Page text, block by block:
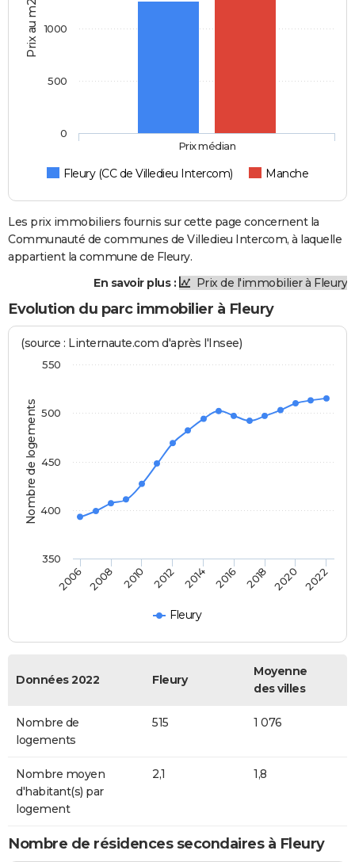
Prix au m2
Fleury (CC de Villedieu Intercom) Manche
Prix médian
0
500
1000
Les prix immobiliers fournis sur cette page concernent la
Communauté de communes de Villedieu Intercom, à laquelle
appartient la commune de Fleury.
En savoir plus :
Prix de l'immobilier à Fleury
Evolution du parc immobilier à Fleury
Nombre de logements
(source : Linternaute.com d'après l'Insee)
Fleury
2006 2008 2010 2012 2014 2016 2018 2020 2022
400
450
500
350
550
Données 2022 Fleury
Moyenne
des villes
Nombre de
logements
515 1 076
Nombre moyen
d'habitant(s) par
logement
2,1 1,8
Nombre de résidences secondaires à Fleury